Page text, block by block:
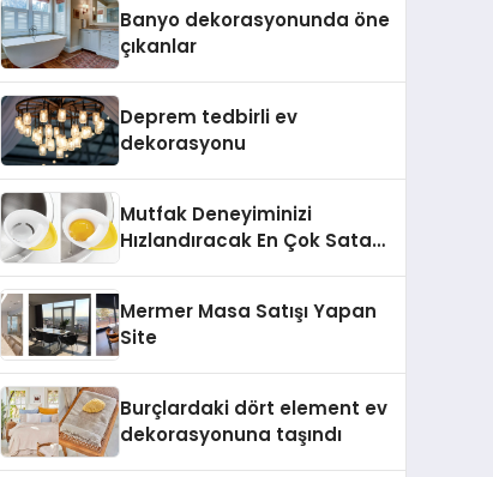
Banyo dekorasyonunda öne
çıkanlar
Deprem tedbirli ev
dekorasyonu
Mutfak Deneyiminizi
Hızlandıracak En Çok Satan
Mermer Masa Satışı Yapan
Site
Burçlardaki dört element ev
dekorasyonuna taşındı